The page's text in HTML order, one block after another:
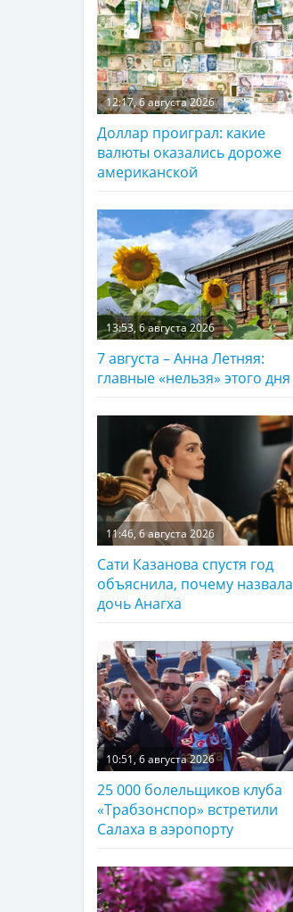
12:17, 6 августа 2026
Доллар проиграл: какие
валюты оказались дороже
американской
13:53, 6 августа 2026
7 августа – Анна Летняя:
главные «нельзя» этого дня
11:46, 6 августа 2026
Сати Казанова спустя год
объяснила, почему назвала
дочь Анагха
10:51, 6 августа 2026
25 000 болельщиков клуба
«Трабзонспор» встретили
Салаха в аэропорту